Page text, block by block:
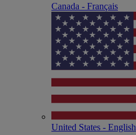
Canada - Français
United States - English